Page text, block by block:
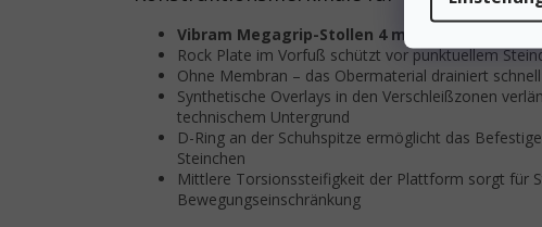
Vibram Megagrip-Stollen 4 mm
Rock Plate im Vorfuß schützt vor punktuellem
Ohne Membran – das Obermaterial drainiert
Synthetische Overlays in den Verschleißzonen
technischem Untergrund
D-Ring an der Schuhspitze ermöglicht das
Steinchen
Mittlere Torsionssteifigkeit der Plattform sorgt für
Bewegungseinschränkung